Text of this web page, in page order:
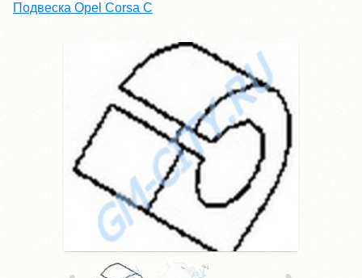
Подвеска Opel Corsa C